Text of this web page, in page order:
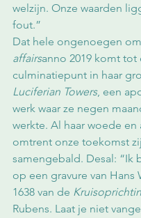
welzijn. Onze waarden
fout.”
Dat hele ongenoegen om
affairsanno 2019 komt tot
culminatiepunt in haar
Luciferian Towers, een
werk waar ze negen
werkte. Al haar woede en
omtrent onze toekomst
samengebald. Desal: “Ik
op een gravure van Hans
1638 van de
Rubens. Laat je niet